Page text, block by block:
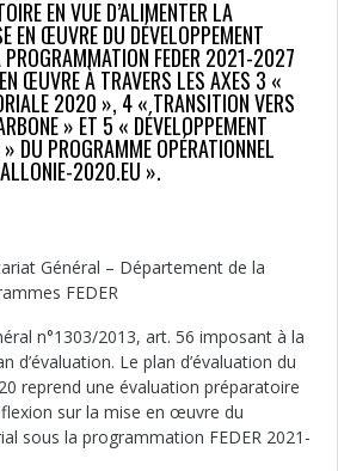
EN VUE D’ALIMENTER LA
EN ŒUVRE DU DÉVELOPPEMENT
FEDER 2021-2027
ŒUVRE À TRAVERS LES AXES 3 «
2020 », 4 « TRANSITION VERS
» ET 5 « DÉVELOPPEMENT
DU PROGRAMME OPÉRATIONNEL
2020.EU ».
Général – Département de la
FEDER
n°1303/2013, art. 56 imposant à la
d’évaluation. Le plan d’évaluation du
reprend une évaluation préparatoire
sur la mise en œuvre du
sous la programmation FEDER 2021-